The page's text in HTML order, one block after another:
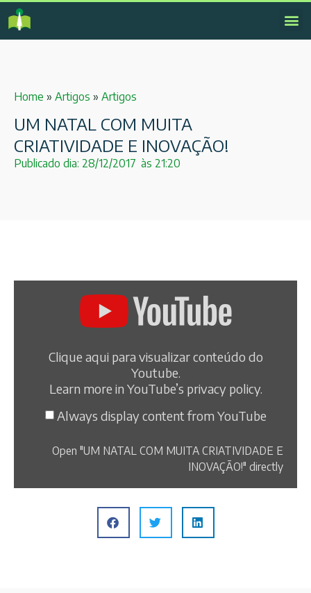
Home » Artigos » Artigos
UM NATAL COM MUITA
CRIATIVIDADE E INOVAÇÃO!
Publicado dia: 28/12/2017 às 21:20
Clique aqui para visualizar conteúdo do
Youtube.
Learn more in YouTube’s privacy policy.
Always display content from YouTube
Open "UM NATAL COM MUITA CRIATIVIDADE E
INOVAÇÃO!" directly